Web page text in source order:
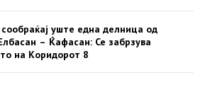
уште една делница од
– Ќафасан: Се забрзува
на Коридорот 8